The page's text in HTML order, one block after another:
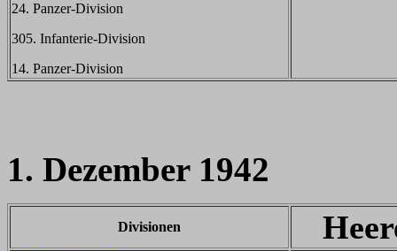
24. Panzer-Division
305. Infanterie-Division
14. Panzer-Division
1. Dezember 1942
Divisionen